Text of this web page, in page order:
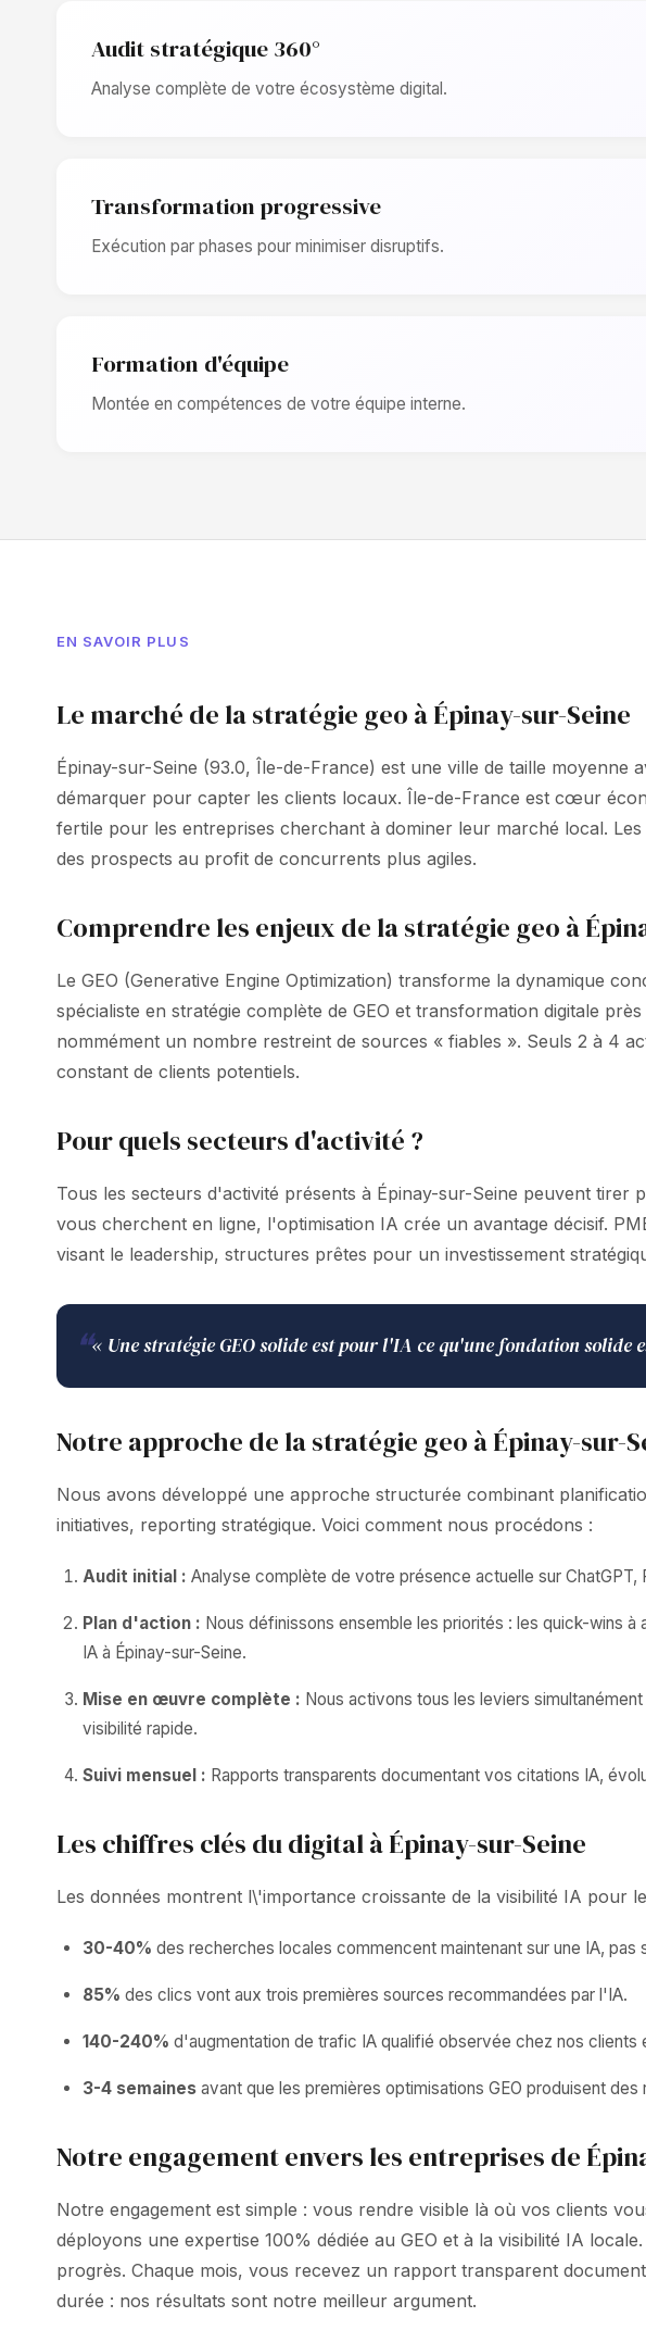
Audit stratégique 360°
Analyse complète de votre écosystème digital.
Transformation progressive
Exécution par phases pour minimiser disruptifs.
Formation d'équipe
Montée en compétences de votre équipe interne.
EN SAVOIR PLUS
Le marché de la stratégie geo à Épinay-sur-Seine
Épinay-sur-Seine (93.0, Île-de-France) est une ville de taille
démarquer pour capter les clients locaux. Île-de-France est cœur
fertile pour les entreprises cherchant à dominer leur marché local.
des prospects au profit de concurrents plus agiles.
Comprendre les enjeux de la stratégie geo à
Le GEO (Generative Engine Optimization) transforme la dynamique
spécialiste en stratégie complète de GEO et transformation digitale
nommément un nombre restreint de sources « fiables ». Seuls 2 à 4
constant de clients potentiels.
Pour quels secteurs d'activité ?
Tous les secteurs d'activité présents à Épinay-sur-Seine peuvent tirer
vous cherchent en ligne, l'optimisation IA crée un avantage décisif.
visant le leadership, structures prêtes pour un investissement
❝« Une stratégie GEO solide est pour l'IA ce qu'une fondation solide
Notre approche de la stratégie geo à Épinay-sur-
Nous avons développé une approche structurée combinant
initiatives, reporting stratégique. Voici comment nous procédons :
Audit initial : Analyse complète de votre présence actuelle sur
Plan d'action : Nous définissons ensemble les priorités : les quick-wins
IA à Épinay-sur-Seine.
Mise en œuvre complète : Nous activons tous les leviers
visibilité rapide.
Suivi mensuel : Rapports transparents documentant vos citations IA,
Les chiffres clés du digital à Épinay-sur-Seine
Les données montrent l\'importance croissante de la visibilité IA pour
30-40% des recherches locales commencent maintenant sur une IA, pas
85% des clics vont aux trois premières sources recommandées par l'IA.
140-240% d'augmentation de trafic IA qualifié observée chez nos clients
3-4 semaines avant que les premières optimisations GEO produisent des
Notre engagement envers les entreprises de
Notre engagement est simple : vous rendre visible là où vos clients
déployons une expertise 100% dédiée au GEO et à la visibilité IA
progrès. Chaque mois, vous recevez un rapport transparent
durée : nos résultats sont notre meilleur argument.